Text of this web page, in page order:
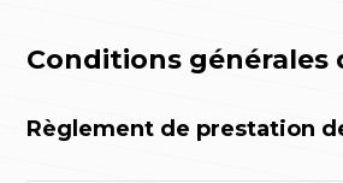
Conditions générales
Règlement de prestation